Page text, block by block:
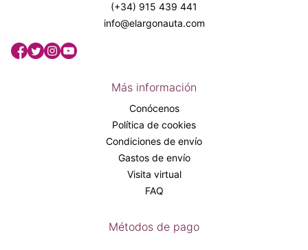
(+34) 915 439 441
info@elargonauta.com
Más información
Conócenos
Política de cookies
Condiciones de envío
Gastos de envío
Visita virtual
FAQ
Métodos de pago